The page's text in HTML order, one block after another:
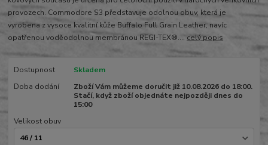
provozech. Commodore S3 představuje odolnou obuv, která je
vyrobena z vysoce kvalitní kůže Buffalo Full Grain Leather, navíc
opatřenou voděodolnou membránou REGI-TEX®.... celý popis
Dostupnost
Skladem
Doba dodání
Zboží Vám můžeme doručit již 10.08.2026 do 18:00.
Stačí, když zboží objednáte nejpozději dnes do
15:00
Velikost obuv